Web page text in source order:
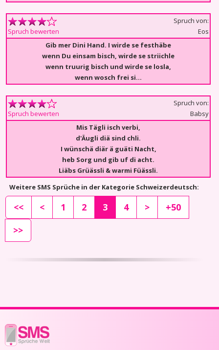
Spruch bewerten
Spruch von:
Eos
Gib mer Dini Hand. I wirde se festhäbe
wenn Du einsam bisch, wirde se striichle
wenn truurig bisch und wirde se losla,
wenn wosch frei si…
Spruch bewerten
Spruch von:
Babsy
Mis Tägli isch verbi,
d'Äugli diä sind chli.
I wünschä diär ä guäti Nacht,
heb Sorg und gib uf di acht.
Liäbs Grüässli & warmi Füässli.
Weitere SMS Sprüche in der Kategorie Schweizerdeutsch:
<< < 1 2 3 4 >
+50
>>